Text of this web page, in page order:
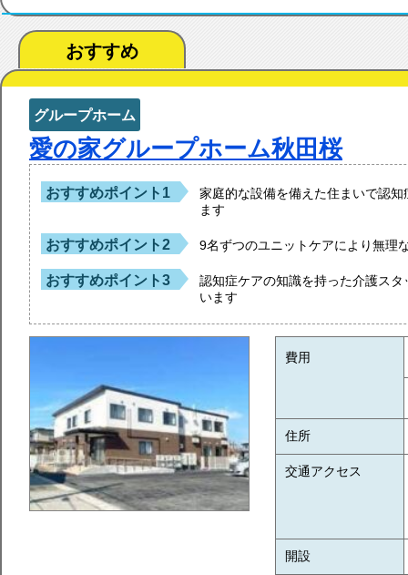
おすすめ
グループホーム
愛の家グループホーム秋田桜
おすすめポイント1
家庭的な設備を備えた住まいで認
ます
おすすめポイント2 9名ずつのユニットケアにより無理
おすすめポイント3
認知症ケアの知識を持った介護ス
います
費用
住所
交通アクセス
開設